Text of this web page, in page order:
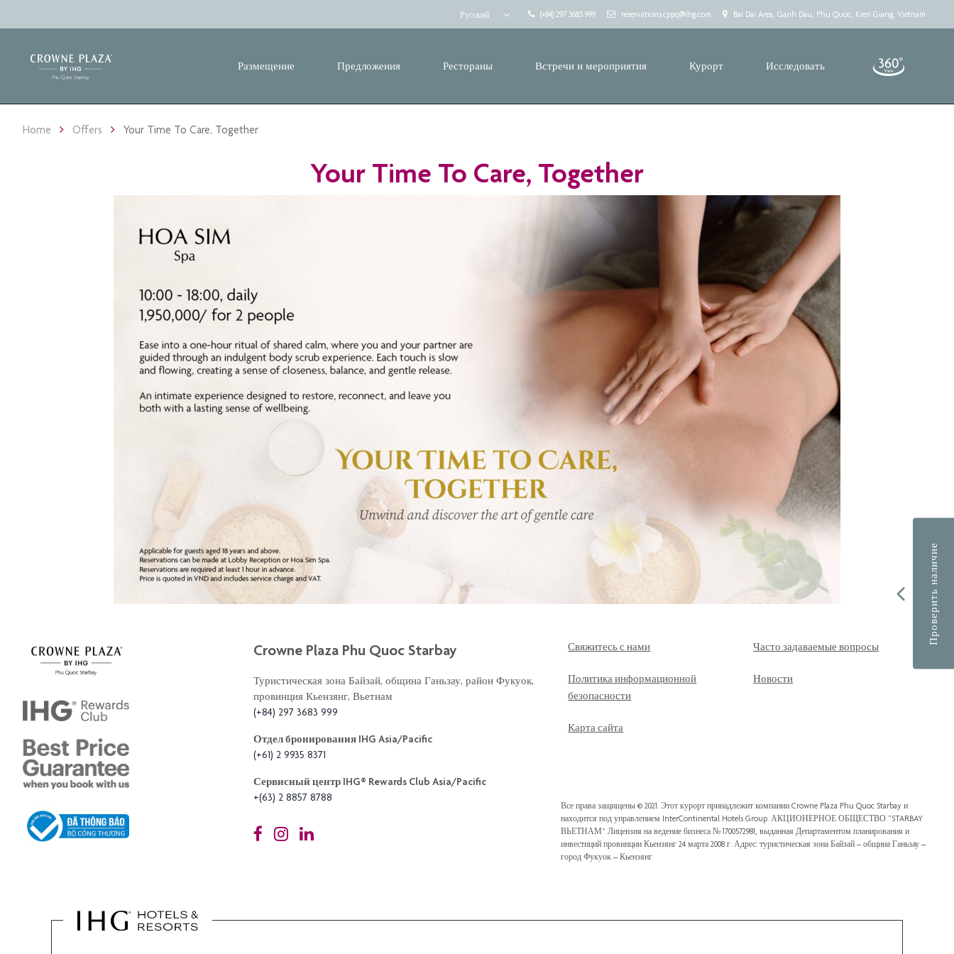
Русский (+84) 297 3683 999 reservations.cppq@ihg.com Bai Dai Area, Ganh Dau, Phu Quoc, Kien Giang, Vietnam
Размещение Предложения Рестораны Встречи и мероприятия Курорт Исследовать
Home Offers Your Time To Care, Together
Your Time To Care, Together
Crowne Plaza Phu Quoc Starbay
Туристическая зона Байзай, община Ганьзау, район Фукуок,
провинция Кьензянг, Вьетнам
(+84) 297 3683 999
Отдел бронирования IHG Asia/Pacific
(+61) 2 9935 8371
Сервисный центр IHG®️ Rewards Club Asia/Pacific
+(63) 2 8857 8788
Свяжитесь с нами Часто задаваемые вопросы
Политика информационной
безопасности
Новости
Карта сайта
Все права защищены © 2021. Этот курорт принадлежит компании Crowne Plaza Phu Quoc Starbay и
находится под управлением InterContinental Hotels Group. АКЦИОНЕРНОЕ ОБЩЕСТВО “STARBAY
ВЬЕТНАМ” Лицензия на ведение бизнеса № 1700572981, выданная Департаментом планирования и
инвестиций провинции Кьензянг 24 марта 2008 г. Адрес: туристическая зона Байзай – община Ганьзау –
город Фукуок – Кьензянг
Проверить наличие